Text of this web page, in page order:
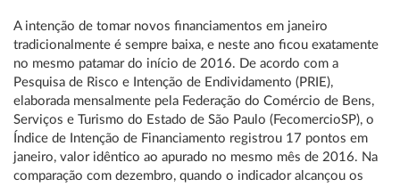
A intenção de tomar novos financiamentos em janeiro
tradicionalmente é sempre baixa, e neste ano ficou exatamente
no mesmo patamar do início de 2016. De acordo com a
Pesquisa de Risco e Intenção de Endividamento (PRIE),
elaborada mensalmente pela Federação do Comércio de Bens,
Serviços e Turismo do Estado de São Paulo (FecomercioSP), o
Índice de Intenção de Financiamento registrou 17 pontos em
janeiro, valor idêntico ao apurado no mesmo mês de 2016. Na
comparação com dezembro, quando o indicador alcançou os